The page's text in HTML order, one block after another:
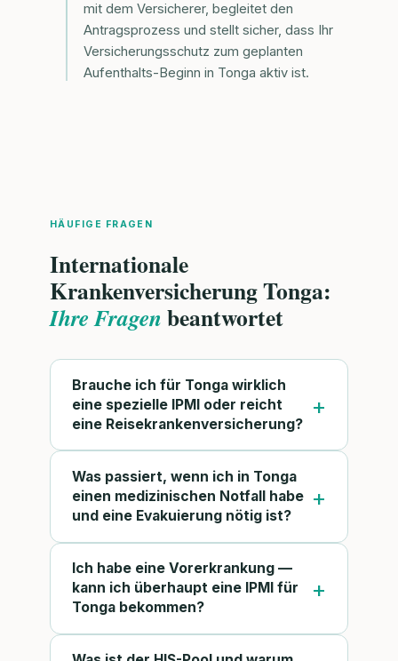
mit dem Versicherer, begleitet den
Antragsprozess und stellt sicher, dass Ihr
Versicherungsschutz zum geplanten
Aufenthalts-Beginn in Tonga aktiv ist.
HÄUFIGE FRAGEN
Internationale
Krankenversicherung Tonga:
Ihre Fragenbeantwortet
Brauche ich für Tonga wirklich
eine spezielle IPMI oder reicht
eine Reisekrankenversicherung?
Was passiert, wenn ich in Tonga
einen medizinischen Notfall habe
und eine Evakuierung nötig ist?
Ich habe eine Vorerkrankung —
kann ich überhaupt eine IPMI für
Tonga bekommen?